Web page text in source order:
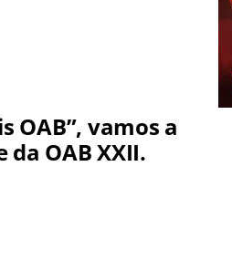
OAB”, vamos a
OAB XXII.